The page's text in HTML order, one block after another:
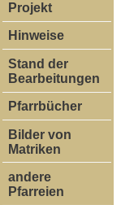
Projekt
Hinweise
Stand der
Bearbeitungen
Pfarrbücher
Bilder von
Matriken
andere
Pfarreien